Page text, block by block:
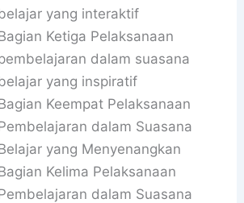
yang interaktif
Ketiga Pelaksanaan
dalam suasana
yang inspiratif
Keempat Pelaksanaan
dalam Suasana
yang Menyenangkan
Kelima Pelaksanaan
dalam Suasana